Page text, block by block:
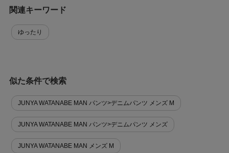
関連キーワード
ゆったり
似た条件で検索
JUNYA WATANABE MAN パンツ>デニムパンツ メンズ M
JUNYA WATANABE MAN パンツ>デニムパンツ メンズ
JUNYA WATANABE MAN メンズ M